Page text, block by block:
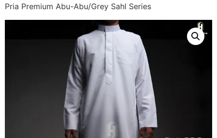
Pria Premium Abu-Abu/Grey Sahl Series